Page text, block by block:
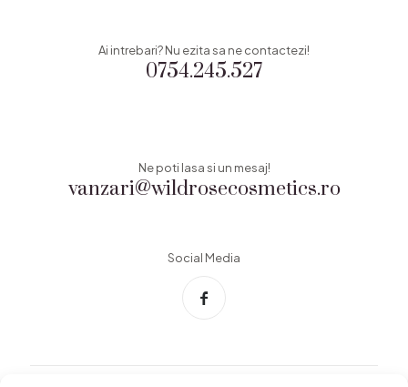
0754.245.527
Ai intrebari? Nu ezita sa ne contactezi!
vanzari@wildrosecosmetics.ro
Ne poti lasa si un mesaj!
Social Media